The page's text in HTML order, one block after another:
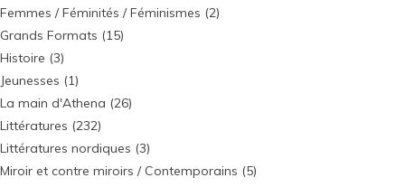
Femmes / Féminités / Féminismes (2)
Grands Formats (15)
Histoire (3)
Jeunesses (1)
La main d'Athena (26)
Littératures (232)
Littératures nordiques (3)
Miroir et contre miroirs / Contemporains (5)